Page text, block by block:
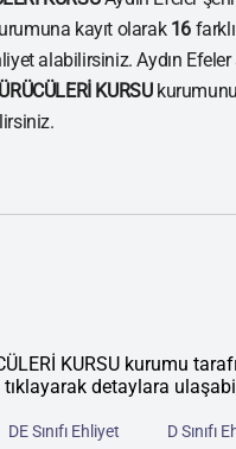
kayıt olarak 16
alabilirsiniz. Aydın
KURSU
KURSU kurumu
detaylara
DE Sınıfı Ehliyet D Sınıfı